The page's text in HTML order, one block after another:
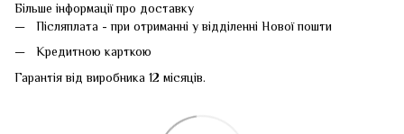
Більше інформації про доставку
Післяплата - при отриманні у відділенні Нової пошти
Кредитною карткою
Гарантія від виробника 12 місяців.